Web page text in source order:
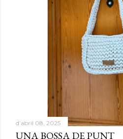
d’abril 08, 2025
UNA BOSSA DE PUNT